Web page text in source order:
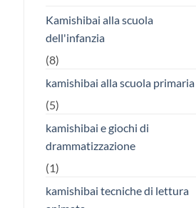
Kamishibai alla scuola
dell'infanzia
(8)
kamishibai alla scuola primaria
(5)
kamishibai e giochi di
drammatizzazione
(1)
kamishibai tecniche di lettura